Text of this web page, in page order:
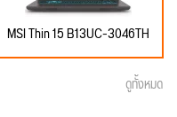
MSI Thin 15 B13UC-3046TH
ดูทั้งหมด